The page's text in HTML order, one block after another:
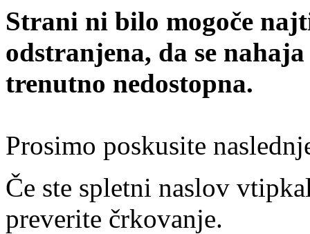
Strani ni bilo mogoče
odstranjena, da se
trenutno nedostopna.
Prosimo poskusite
Če ste spletni naslov
preverite črkovanje.